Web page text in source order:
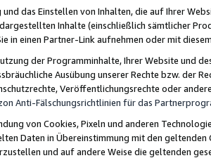
das Einstellen von Inhalten, die auf Ihrer
Inhalte (einschließlich sämtlicher
in einen Partner-Link aufnehmen oder mit
der Programminhalte, Ihrer Website und
Ausübung unserer Rechte bzw. der
Veröffentlichungsrechte oder
Anti-Fälschungsrichtlinien für das
von Cookies, Pixeln und anderen
Daten in Übereinstimmung mit den
und auf andere Weise die geltenden